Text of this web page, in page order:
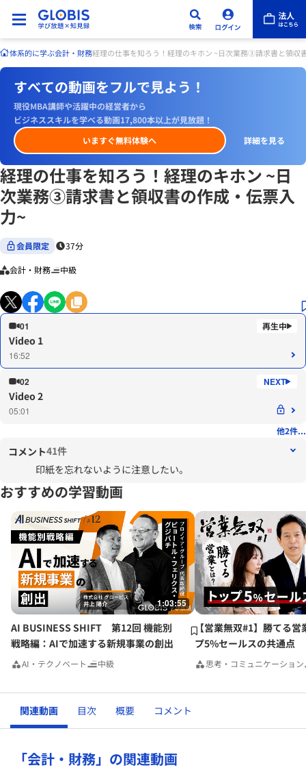
体系的に学ぶ会計・財務経理の仕事を知ろう！経理のキホン ~日次業務③請求書と領収
すべての動画をフルで見よう！
現役MBA講師や活躍中の経営者から
ビジネススキルを学べる動画17,800本以上が見放題！
いますぐ無料体験へ
詳細を見る
経理の仕事を知ろう！経理のキホン ~日
次業務③請求書と領収書の作成・伝票入
力~
会員限定 37分
会計・財務 中級
01
Video 1
16:52
02
Video 2
05:01
他2件...
コメント41件
印紙を忘れないように注意したい。
おすすめの学習動画
1:03:55
AI BUSINESS SHIFT 第12回 機能別
戦略編：AIで加速する新規事業の創出
AI・テクノベート 中級
【営業無双#1】勝てる営
プ5%セールスの共通点
思考・コミュニケーション
関連動画 目次 概要 コメント
「会計・財務」の関連動画